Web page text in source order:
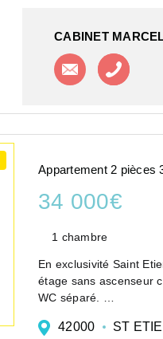
CABINET
Contacter
Appartement 2 pièces
34 000€
1 chambre
En exclusivité Saint Etienne 42000 Rue du Grand Gonnet appartement de
étage sans ascenseur
WC séparé.
42000 ST